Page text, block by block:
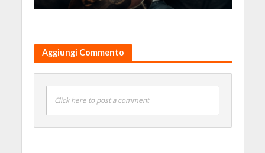
Aggiungi Commento
Click here to post a comment